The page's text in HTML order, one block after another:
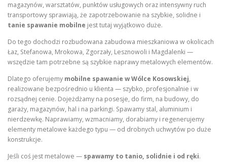
magazynów, warsztatów, punktów usługowych oraz intensywny ruch
transportowy sprawiają, że zapotrzebowanie na szybkie, solidne i
tanie spawanie mobilne jest tutaj wyjątkowo duże.
Do tego dochodzi rozbudowana zabudowa mieszkaniowa w okolicach
Łaz, Stefanowa, Mrokowa, Zgorzały, Lesznowoli i Magdalenki —
wszędzie tam potrzebne są szybkie naprawy metalowych elementów.
Dlatego oferujemy mobilne spawanie w Wólce Kosowskiej,
realizowane bezpośrednio u klienta — szybko, profesjonalnie i w
rozsądnej cenie. Dojeżdżamy na posesje, do firm, na budowy, do
garaży, magazynów, hal i na parkingi. Spawamy stal, aluminium i
nierdzewkę. Naprawiamy, wzmacniamy, dorabiamy i regenerujemy
elementy metalowe każdego typu — od drobnych uchwytów po duże
konstrukcje.
Jeśli coś jest metalowe — spawamy to tanio, solidnie i od ręki.